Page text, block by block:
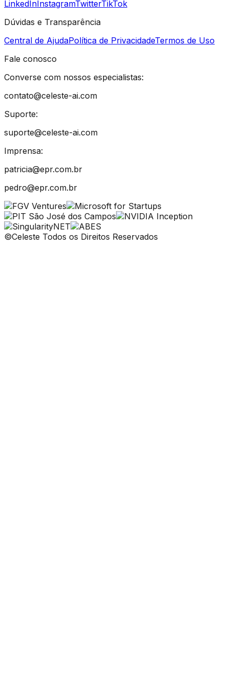
LinkedInInstagramTwitterTikTok
Dúvidas e Transparência
Central de AjudaPolítica de PrivacidadeTermos de Uso
Fale conosco
Converse com nossos especialistas:
contato@celeste-ai.com
Suporte:
suporte@celeste-ai.com
Imprensa:
patricia@epr.com.br
pedro@epr.com.br
©Celeste Todos os Direitos Reservados